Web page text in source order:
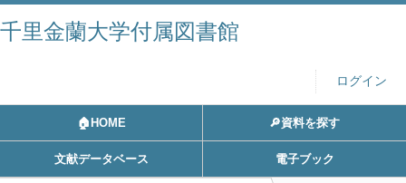
千里金蘭大学付属図書館
ログイン
🏠HOME 🔎資料を探す
文献データベース 電子ブック